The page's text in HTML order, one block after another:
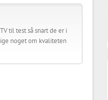
til test så snart de er i
noget om kvaliteten